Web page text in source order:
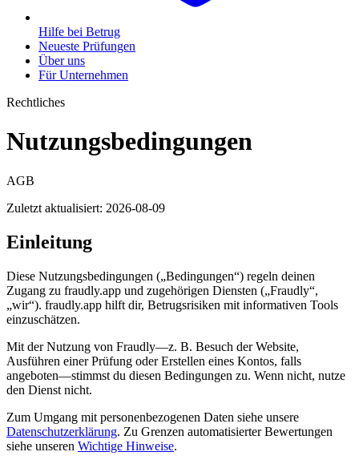
Hilfe bei Betrug
Neueste Prüfungen
Über uns
Für Unternehmen
Rechtliches
Nutzungsbedingungen
AGB
Zuletzt aktualisiert: 2026-08-09
Einleitung
Diese Nutzungsbedingungen („Bedingungen“) regeln deinen
Zugang zu fraudly.app und zugehörigen Diensten („Fraudly“,
„wir“). fraudly.app hilft dir, Betrugsrisiken mit informativen Tools
einzuschätzen.
Mit der Nutzung von Fraudly—z. B. Besuch der Website,
Ausführen einer Prüfung oder Erstellen eines Kontos, falls
angeboten—stimmst du diesen Bedingungen zu. Wenn nicht, nutze
den Dienst nicht.
Zum Umgang mit personenbezogenen Daten siehe unsere
Datenschutzerklärung. Zu Grenzen automatisierter Bewertungen
siehe unseren Wichtige Hinweise.